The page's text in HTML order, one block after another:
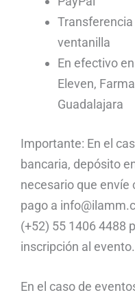
ventanilla
En efectivo
Eleven,
Guadalajara
Importante: En el
bancaria, depósito
necesario que envíe
pago a
(+52) 55 1406 4488
inscripción al evento.
En el caso de